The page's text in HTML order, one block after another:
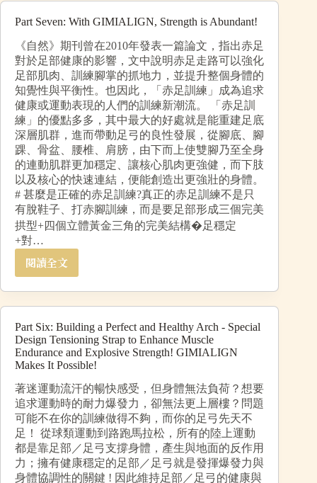
Part Seven: With GIMIALIGN, Strength is Abundant!
《自然》期刊曾在2010年發表一篇論文，指出赤足
對於足部健康的影響，文中說明赤足走路可以強化
足部肌肉、訓練腳掌的抓地力，並提升整個身體的
知覺性與平衡性。也因此，「赤足訓練」成為追求
健康或運動表現的人們的訓練新潮流。 「赤足訓
練」的優點多多，其中最大的好處就是能重建足底
深層肌群，進而帶動足弓的良性發展，從腳底、腳
踝、骨盆、腰椎、肩膀，由下而上使雙腳乃至全身
的連動肌群更加穩定、讓核心肌肉更強健，而下肢
以及核心的快速連結，便能創造出更強壯的身體。
# 甚麼是正確的赤足訓練?真正的赤足訓練不是只
有脫鞋子、打赤腳訓練，而是要足部形成三個完美
拱型+四個立體黃金三角的完美結構�足穩定
+對…
閱讀全文
Part Six: Building a Perfect and Healthy Arch - Special
Design Tensioning Strap to Enhance Muscle
Endurance and Explosive Strength! GIMIALIGN
Makes It Possible!
著迷運動流汗的暢快感受，但身體無法負荷？想要
追求運動時的耐力爆發力，卻無法更上層樓？問題
可能不在你的訓練做得不夠，而你的足弓先天不
足！ 從球類運動到路跑馬拉松，所有的陸上運動
都是靠足部／足弓支撐身體，產生與地面的反作用
力；擁有健康穩定的足部／足弓就是發揮爆發力與
身體協調性的關鍵 ! 因此維持足部／足弓的健康與